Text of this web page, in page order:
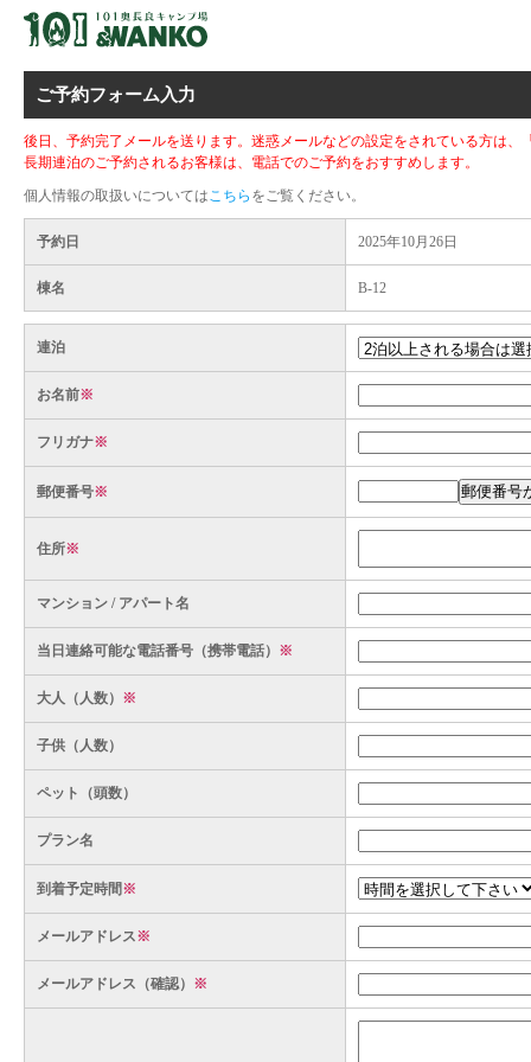
ご予約フォーム入力
後日、予約完了メールを送ります。迷惑メールなどの設定をされている方は、
長期連泊のご予約されるお客様は、電話でのご予約をおすすめします。
個人情報の取扱いについてはこちら をご覧ください。
予約日 2025年10月26日
棟名 B-12
連泊
お名前※
フリガナ※
郵便番号※
住所※
マンション / アパート名
当日連絡可能な電話番号（携帯電話） ※
大人（人数） ※
子供（人数）
ペット（頭数）
プラン名
到着予定時間※
メールアドレス※
メールアドレス（確認） ※